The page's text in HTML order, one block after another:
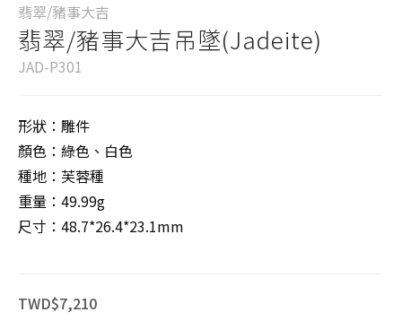
翡翠/豬事大吉
翡翠/豬事大吉吊墜(Jadeite)
JAD-P301
形狀：雕件
顏色：綠色、白色
種地：芙蓉種
重量：49.99g
尺寸：48.7*26.4*23.1mm
TWD$7,210